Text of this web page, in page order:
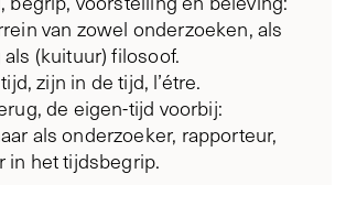
van zowel onderzoeken, als
(kuituur) filosoof.
zijn in de tijd, l’étre.
de eigen-tijd voorbij:
als onderzoeker, rapporteur,
in het tijdsbegrip.